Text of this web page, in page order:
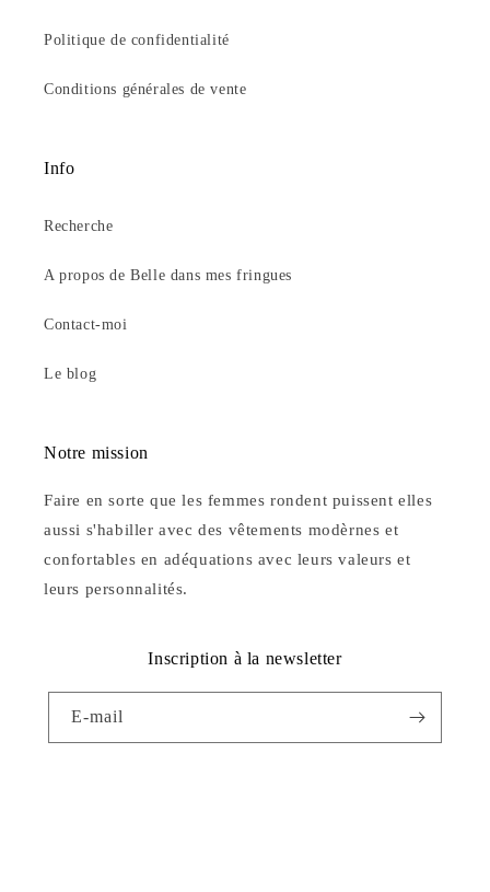
Politique de confidentialité
Conditions générales de vente
Info
Recherche
A propos de Belle dans mes fringues
Contact-moi
Le blog
Notre mission
Faire en sorte que les femmes rondent puissent elles
aussi s'habiller avec des vêtements modèrnes et
confortables en adéquations avec leurs valeurs et
leurs personnalités.
Inscription à la newsletter
E-mail